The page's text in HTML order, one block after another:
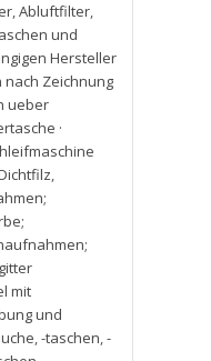
,Abluftfilter,
und
Hersteller
Zeichnung
ueber
·
,
mit
und
,-taschen,-